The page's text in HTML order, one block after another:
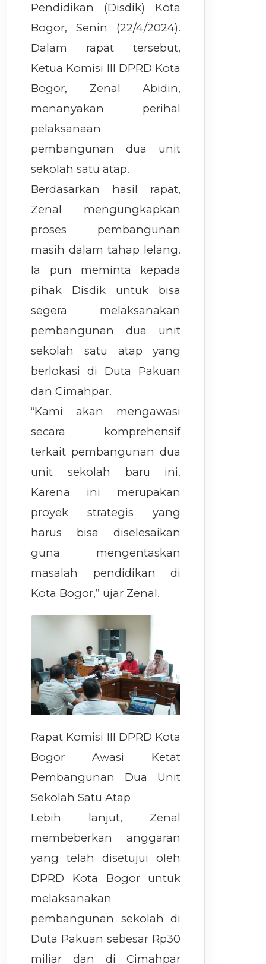
Pendidikan (Disdik) Kota
Bogor, Senin (22/4/2024).
Dalam rapat tersebut,
Ketua Komisi III DPRD Kota
Bogor, Zenal Abidin,
menanyakan perihal
pelaksanaan
pembangunan dua unit
sekolah satu atap.
Berdasarkan hasil rapat,
Zenal mengungkapkan
proses pembangunan
masih dalam tahap lelang.
Ia pun meminta kepada
pihak Disdik untuk bisa
segera melaksanakan
pembangunan dua unit
sekolah satu atap yang
berlokasi di Duta Pakuan
dan Cimahpar.
“Kami akan mengawasi
secara komprehensif
terkait pembangunan dua
unit sekolah baru ini.
Karena ini merupakan
proyek strategis yang
harus bisa diselesaikan
guna mengentaskan
masalah pendidikan di
Kota Bogor,” ujar Zenal.
Rapat Komisi III DPRD Kota
Bogor Awasi Ketat
Pembangunan Dua Unit
Sekolah Satu Atap
Lebih lanjut, Zenal
membeberkan anggaran
yang telah disetujui oleh
DPRD Kota Bogor untuk
melaksanakan
pembangunan sekolah di
Duta Pakuan sebesar Rp30
miliar dan di Cimahpar